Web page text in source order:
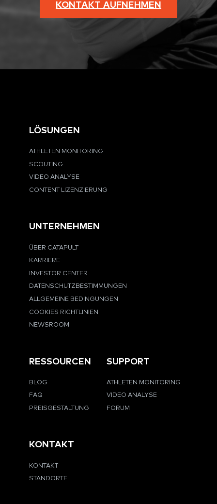
KONTAKT AUFNEHMEN
LÖSUNGEN
ATHLETEN MONITORING
SCOUTING
VIDEO ANALYSE
CONTENT LIZENZIERUNG
UNTERNEHMEN
ÜBER CATAPULT
KARRIERE
INVESTOR CENTER
DATENSCHUTZBESTIMMUNGEN
ALLGEMEINE BEDINGUNGEN
COOKIES RICHTLINIEN
NEWSROOM
RESSOURCEN
BLOG
FAQ
PREISGESTALTUNG
SUPPORT
ATHLETEN MONITORING
VIDEO ANALYSE
FORUM
KONTAKT
KONTAKT
STANDORTE